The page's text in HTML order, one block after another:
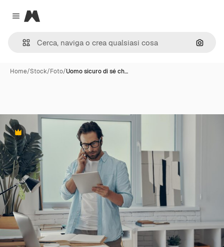
Close menu
Magnific
Cerca
Home/Stock/Foto/Uomo sicuro di sé ch…
Premium